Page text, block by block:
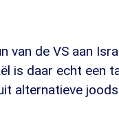
van de VS aan
is daar echt een
alternatieve